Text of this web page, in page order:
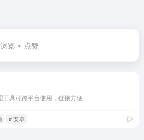
浏览 点赞
工具可跨平台使用，链接方便
# 安卓